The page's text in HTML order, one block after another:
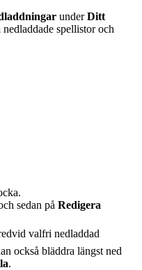
underDitt
spellistor och
sedan på Redigera
valfri nedladdad
också bläddra längst ned
.